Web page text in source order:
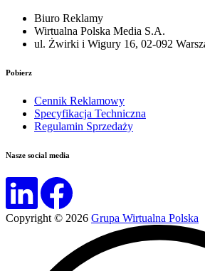
Biuro Reklamy
Wirtualna Polska Media S.A.
ul. Żwirki i Wigury 16, 02-092
Pobierz
Cennik Reklamowy
Specyfikacja Techniczna
Regulamin Sprzedaży
Nasze social media
Copyright © 2026 Grupa Wirtualna Polska